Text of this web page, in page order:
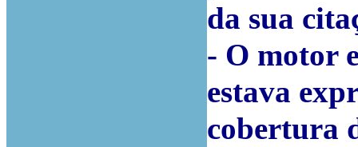
da sua
- O motor
estava
cobertura